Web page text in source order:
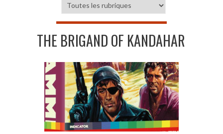
THE BRIGAND OF KANDAHAR